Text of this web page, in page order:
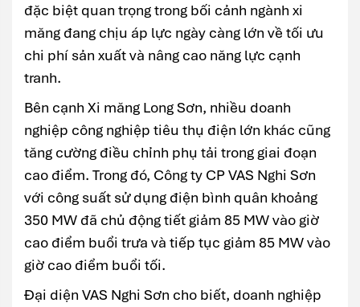
đặc biệt quan trọng trong bối cảnh ngành xi
măng đang chịu áp lực ngày càng lớn về tối ưu
chi phí sản xuất và nâng cao năng lực cạnh
tranh.
Bên cạnh Xi măng Long Sơn, nhiều doanh
nghiệp công nghiệp tiêu thụ điện lớn khác cũng
tăng cường điều chỉnh phụ tải trong giai đoạn
cao điểm. Trong đó, Công ty CP VAS Nghi Sơn
với công suất sử dụng điện bình quân khoảng
350 MW đã chủ động tiết giảm 85 MW vào giờ
cao điểm buổi trưa và tiếp tục giảm 85 MW vào
giờ cao điểm buổi tối.
Đại diện VAS Nghi Sơn cho biết, doanh nghiệp